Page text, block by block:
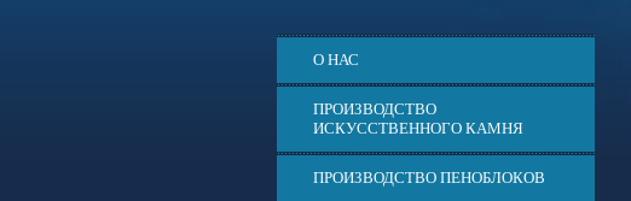
О НАС
ПРОИЗВОДСТВО
ИСКУССТВЕННОГО КАМНЯ
ПРОИЗВОДСТВО ПЕНОБЛОКОВ